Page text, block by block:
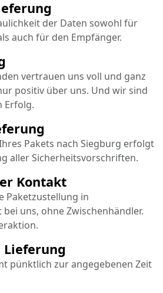
Lieferung
pünktlich zur angegebenen Zeit
Pakets nach Siegburg erfolgt
aller Sicherheitsvorschriften.
der Daten sowohl für
auch für den Empfänger.
Kontakt
Paketzustellung in
uns, ohne Zwischenhändler.
vertrauen uns voll und ganz
positiv über uns. Und wir sind
Erfolg.